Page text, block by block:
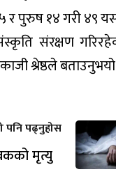
र पुरुष १४ गरी ४९
संरक्षण
श्रेष्ठले
पनि पढ्नुहोस
मृत्यु